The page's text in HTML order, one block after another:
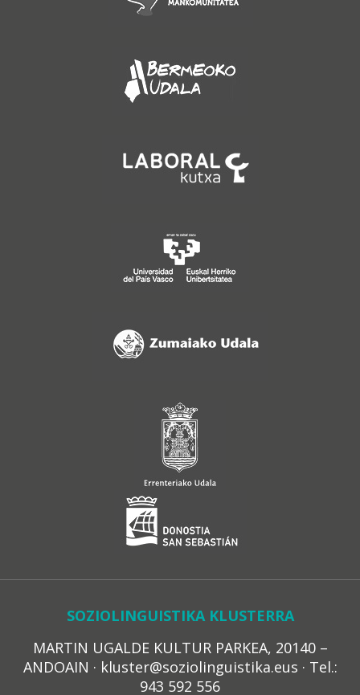
SOZIOLINGUISTIKA KLUSTERRA
MARTIN UGALDE KULTUR PARKEA, 20140 –
ANDOAIN · kluster@soziolinguistika.eus · Tel.:
943 592 556